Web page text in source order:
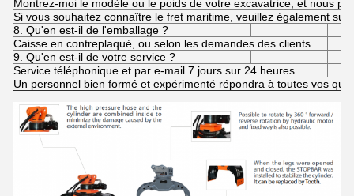
Montrez-moi le modèle ou le poids de votre excavatrice, et nous
Si vous souhaitez connaître le fret maritime, veuillez également
8. Qu'en est-il de l'emballage ?
Caisse en contreplaqué, ou selon les demandes des clients.
9. Qu'en est-il de votre service ?
Service téléphonique et par e-mail 7 jours sur 24 heures.
Un personnel bien formé et expérimenté répondra à toutes vos